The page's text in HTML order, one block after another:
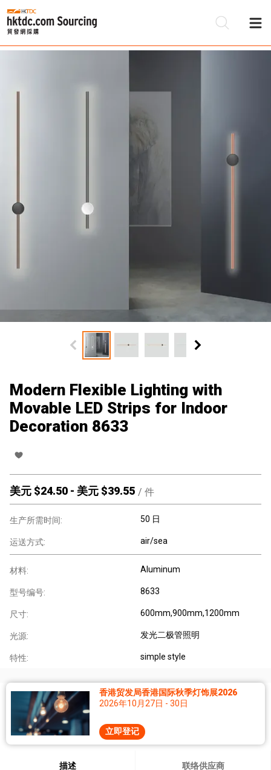
Modern Flexible Lighting with
Movable LED Strips for Indoor
Decoration 8633
美元 $24.50 - 美元 $39.55 / 件
生产所需时间: 50 日
运送方式: air/sea
材料: Aluminum
型号编号: 8633
尺寸: 600mm,900mm,1200mm
光源: 发光二极管照明
特性: simple style
香港贸发局香港国际秋季灯饰展2026
2026年10月27日 - 30日
立即登记
描述 联络供应商